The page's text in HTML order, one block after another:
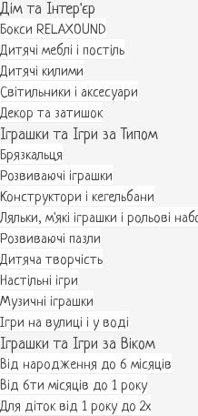
Дім та Інтер'єр
Бокси RELAXOUND
Дитячі меблі і постіль
Дитячі килими
Світильники і аксесуари
Декор та затишок
Іграшки та Ігри за Типом
Брязкальця
Розвиваючі іграшки
Конструктори і кегельбани
Ляльки, м'які іграшки і рольові
Розвиваючі пазли
Дитяча творчість
Настільні ігри
Музичні іграшки
Ігри на вулиці і у воді
Іграшки та Ігри за Віком
Від народження до 6 місяців
Від 6ти місяців до 1 року
Для діток від 1 року до 2х